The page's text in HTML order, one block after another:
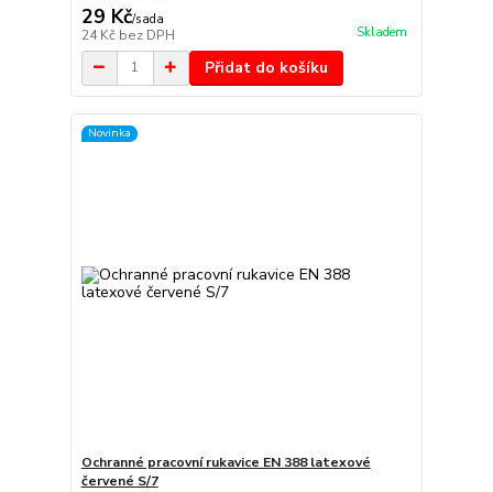
29 Kč/sada
24 Kč bez DPH Skladem
Přidat do košíku
Novinka
Ochranné pracovní rukavice EN 388 latexové
červené S/7